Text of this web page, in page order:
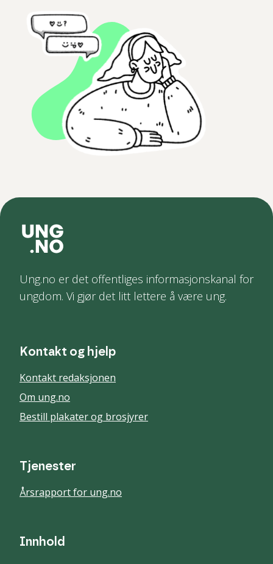
Ung.no er det offentliges informasjonskanal for
ungdom. Vi gjør det litt lettere å være ung.
Kontakt og hjelp
Kontakt redaksjonen
Om ung.no
Bestill plakater og brosjyrer
Tjenester
Årsrapport for ung.no
Innhold